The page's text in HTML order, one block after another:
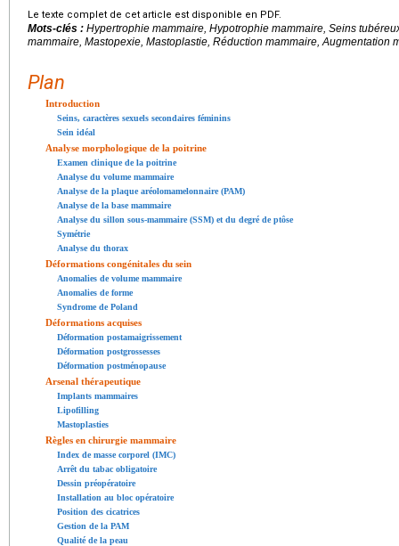
Le texte complet de cet article est disponible en PDF.
Mots-clés : Hypertrophie mammaire, Hypotrophie mammaire, Seins
mammaire, Mastopexie, Mastoplastie, Réduction mammaire, Augmentation
Plan
Introduction
Seins, caractères sexuels secondaires féminins
Sein idéal
Analyse morphologique de la poitrine
Examen clinique de la poitrine
Analyse du volume mammaire
Analyse de la plaque aréolomamelonnaire (PAM)
Analyse de la base mammaire
Analyse du sillon sous-mammaire (SSM) et du degré de ptôse
Symétrie
Analyse du thorax
Déformations congénitales du sein
Anomalies de volume mammaire
Anomalies de forme
Syndrome de Poland
Déformations acquises
Déformation postamaigrissement
Déformation postgrossesses
Déformation postménopause
Arsenal thérapeutique
Implants mammaires
Lipofilling
Mastoplasties
Règles en chirurgie mammaire
Index de masse corporel (IMC)
Arrêt du tabac obligatoire
Dessin préopératoire
Installation au bloc opératoire
Position des cicatrices
Gestion de la PAM
Qualité de la peau